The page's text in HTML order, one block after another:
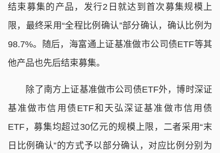
结束募集的产品，发行2日就达到首次募集规模上
限，最终采用“全程比例确认”部分确认，确认比例为
98.7%。随后，海富通上证基准做市公司债ETF等其
他产品也先后结束募集。
除了南方上证基准做市公司债ETF外，博时深证
基准做市信用债ETF和天弘深证基准做市信用债
ETF，募集均超过30亿元的规模上限，二者采用“末
日比例确认”的方式予以部分确认，对应比例分别为